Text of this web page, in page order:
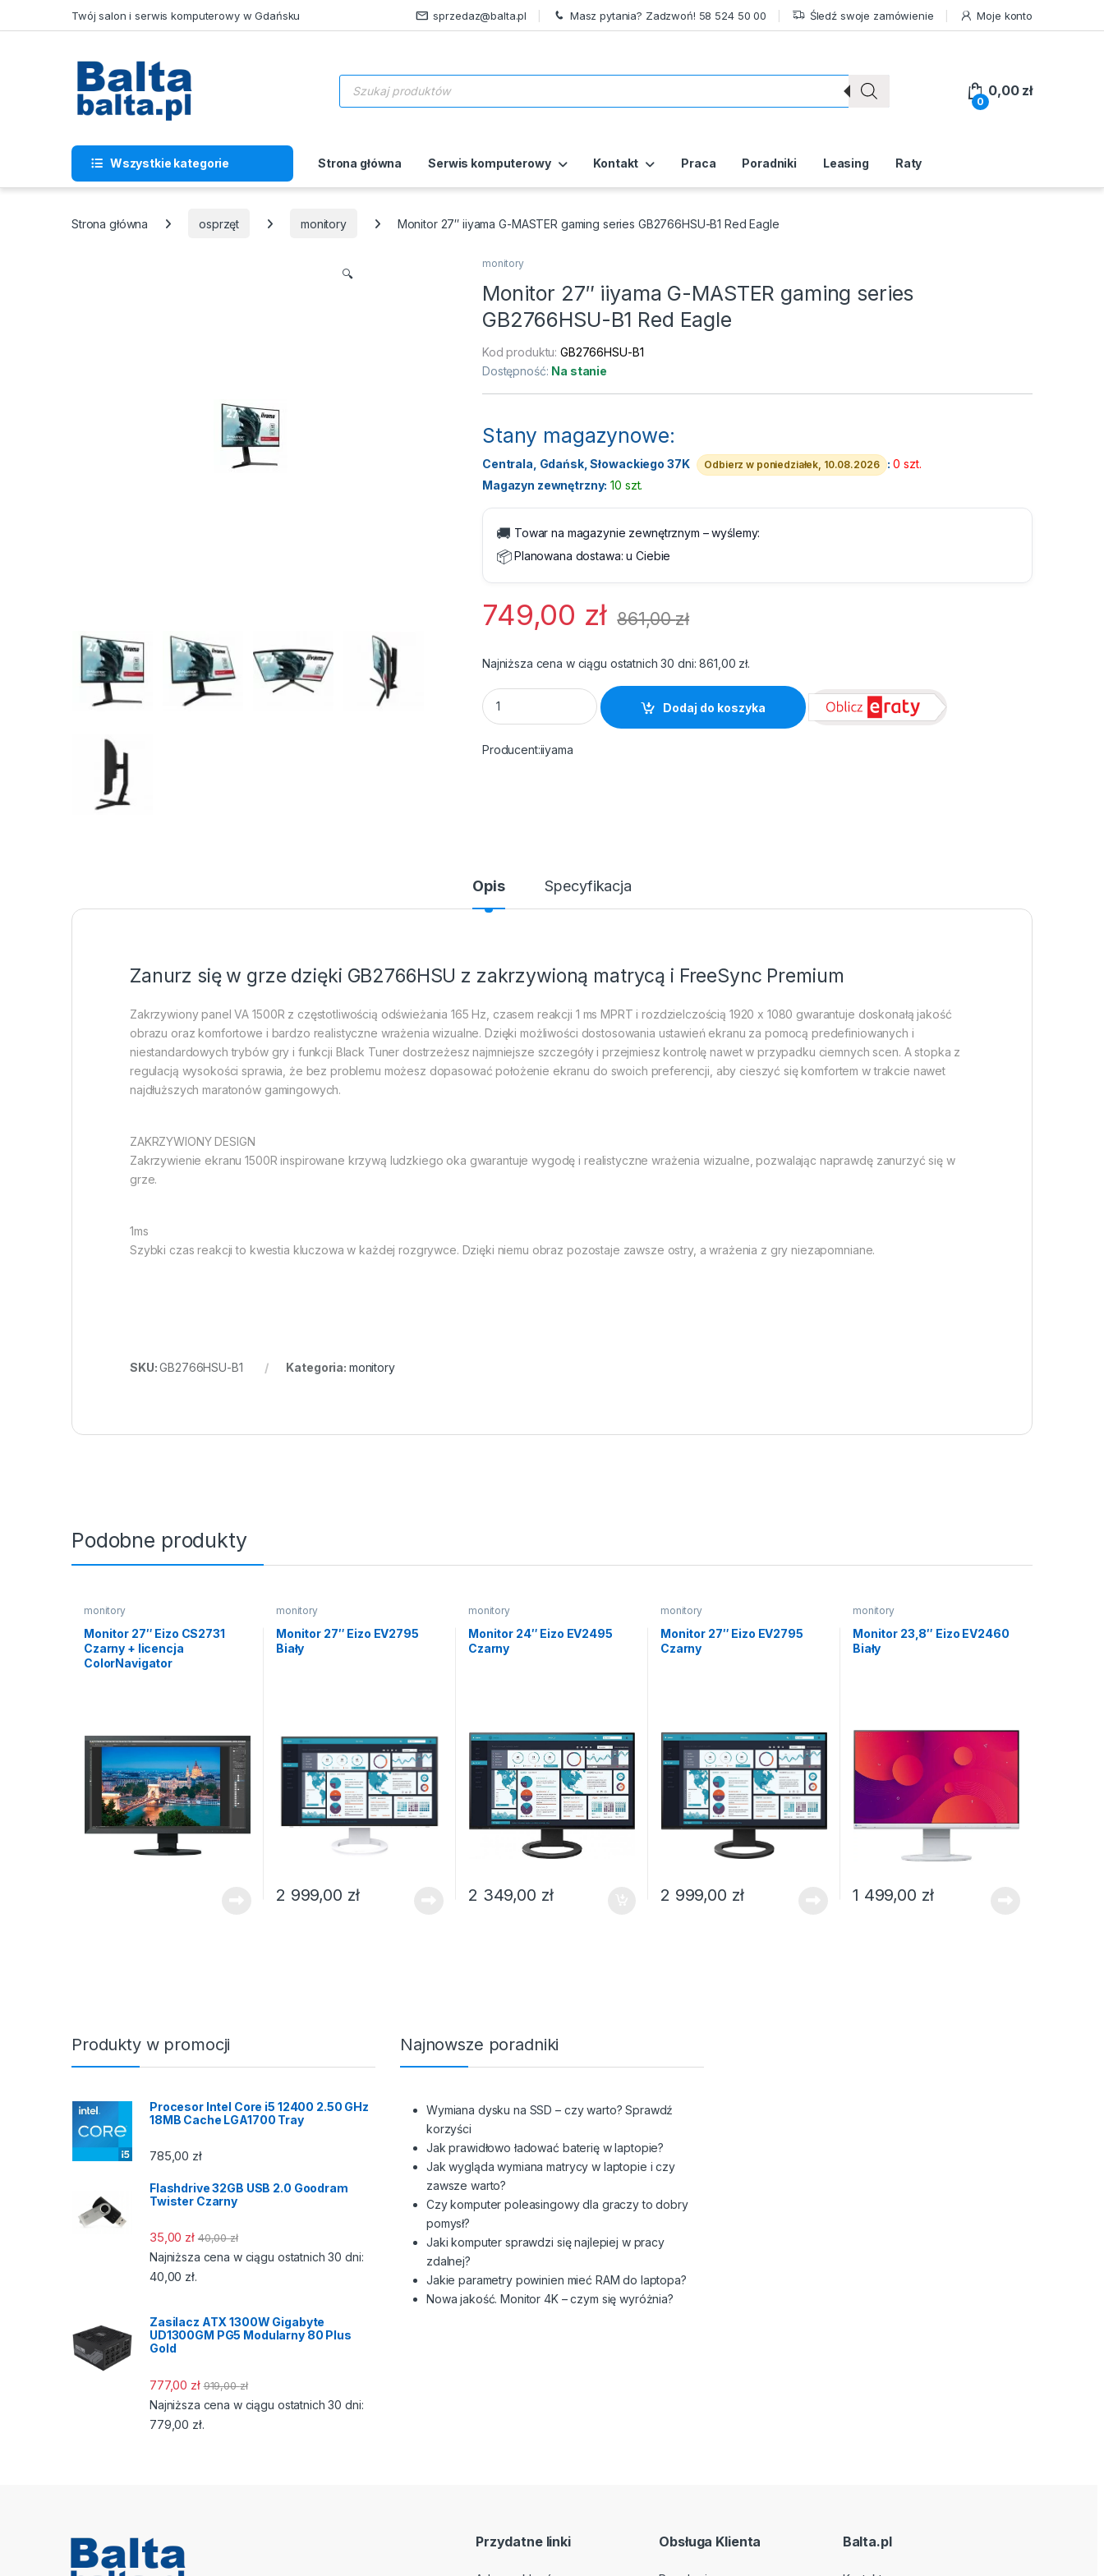
Skip to navigationTwój salon i serwis komputerowy w Gdańsku sprzedaz@balta.pl Masz pytania? Zadzwoń! 58 524 50 00 Śledź swoje zamówienie Moje konto
Wyszukiwarka produktów
0
0,00 zł
Wszystkie kategorie Strona główna Serwis komputerowy Kontakt Praca Poradniki Leasing Raty
Strona główna osprzęt monitory Monitor 27″ iiyama G-MASTER gaming series GB2766HSU-B1 Red Eagle
🔍
monitory
Monitor 27″ iiyama G-MASTER gaming series
GB2766HSU-B1 Red Eagle
Kod produktu:GB2766HSU-B1
Dostępność: Na stanie
Stany magazynowe:
Centrala, Gdańsk, Słowackiego 37K Odbierz w poniedziałek, 10.08.2026 : 0 szt.
Magazyn zewnętrzny: 10 szt.
🚚 Towar na magazynie zewnętrznym – wyślemy:
📦Planowana dostawa:u Ciebie
749,00 zł 861,00zł
Najniższa cena w ciągu ostatnich 30 dni:861,00 zł.
Monitor 27" iiyama G-MASTER gaming series GB2766HSU-B1 Red Eagle quantity
Dodaj do koszyka
iiyama
Opis Specyfikacja
Zanurz się w grze dzięki GB2766HSU z zakrzywioną matrycą i FreeSync Premium
Zakrzywiony panel VA 1500R z częstotliwością odświeżania 165 Hz, czasem reakcji 1 ms MPRT i rozdzielczością 1920 x 1080 gwarantuje doskonałą jakość
obrazu oraz komfortowe i bardzo realistyczne wrażenia wizualne. Dzięki możliwości dostosowania ustawień ekranu za pomocą predefiniowanych i
niestandardowych trybów gry i funkcji Black Tuner dostrzeżesz najmniejsze szczegóły i przejmiesz kontrolę nawet w przypadku ciemnych scen. A stopka z
regulacją wysokości sprawia, że bez problemu możesz dopasować położenie ekranu do swoich preferencji, aby cieszyć się komfortem w trakcie nawet
najdłuższych maratonów gamingowych.
ZAKRZYWIONY DESIGN
Zakrzywienie ekranu 1500R inspirowane krzywą ludzkiego oka gwarantuje wygodę i realistyczne wrażenia wizualne, pozwalając naprawdę zanurzyć się w
grze.
1ms
Szybki czas reakcji to kwestia kluczowa w każdej rozgrywce. Dzięki niemu obraz pozostaje zawsze ostry, a wrażenia z gry niezapomniane.
SKU:GB2766HSU-B1 Kategoria: monitory
Podobne produkty
monitory
Monitor 27″ Eizo CS2731
Czarny + licencja
ColorNavigator
monitory
Monitor 27″ Eizo EV2795
Biały
2 999,00 zł
monitory
Monitor 24″ Eizo EV2495
Czarny
2 349,00 zł
monitory
Monitor 27″ Eizo EV2795
Czarny
2 999,00 zł
monitory
Monitor 23,8″ Eizo EV2460
Biały
1 499,00 zł
Produkty w promocji
Procesor Intel Core i5 12400 2.50 GHz
18MB Cache LGA1700 Tray
785,00 zł
Flashdrive 32GB USB 2.0 Goodram
Twister Czarny
35,00 zł 40,00zł
Najniższa cena w ciągu ostatnich 30 dni:
40,00 zł.
Zasilacz ATX 1300W Gigabyte
UD1300GM PG5 Modularny 80 Plus
Gold
777,00 zł 919,00zł
Najniższa cena w ciągu ostatnich 30 dni:
779,00 zł.
Najnowsze poradniki
Wymiana dysku na SSD – czy warto? Sprawdź
korzyści
Jak prawidłowo ładować baterię w laptopie?
Jak wygląda wymiana matrycy w laptopie i czy
zawsze warto?
Czy komputer poleasingowy dla graczy to dobry
pomysł?
Jaki komputer sprawdzi się najlepiej w pracy
zdalnej?
Jakie parametry powinien mieć RAM do laptopa?
Nowa jakość. Monitor 4K – czym się wyróżnia?
Przydatne linki Obsługa Klienta Balta.pl